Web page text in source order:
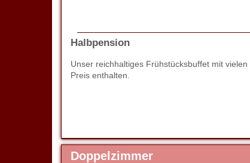
Halbpension
Unser reichhaltiges Frühstücksbuffet mit
Preis enthalten.
Doppelzimmer